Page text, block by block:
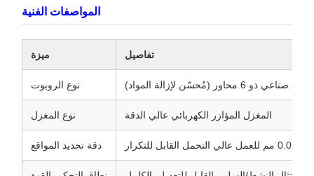
المواصفات الفنية
ميزة تفاصيل
نوع الروبوت صناعي ذو 6 محاور (مُحسّن لإزالة المواد)
نوع المغزل المغزل المؤازر الكهربائي عالي الدقة
دقة تحديد المواقع